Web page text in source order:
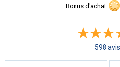
Bonus d'achat:
598 avis